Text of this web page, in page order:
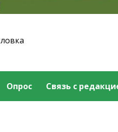
Опрос Связь с